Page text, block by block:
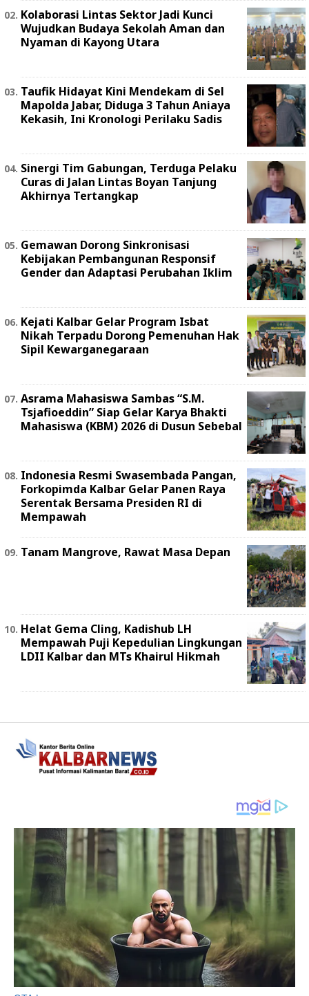
Kolaborasi Lintas Sektor Jadi Kunci
Wujudkan Budaya Sekolah Aman dan
Nyaman di Kayong Utara
Taufik Hidayat Kini Mendekam di Sel
Mapolda Jabar, Diduga 3 Tahun Aniaya
Kekasih, Ini Kronologi Perilaku Sadis
Sinergi Tim Gabungan, Terduga Pelaku
Curas di Jalan Lintas Boyan Tanjung
Akhirnya Tertangkap
Gemawan Dorong Sinkronisasi
Kebijakan Pembangunan Responsif
Gender dan Adaptasi Perubahan Iklim
Kejati Kalbar Gelar Program Isbat
Nikah Terpadu Dorong Pemenuhan Hak
Sipil Kewarganegaraan
Asrama Mahasiswa Sambas “S.M.
Tsjafioeddin” Siap Gelar Karya Bhakti
Mahasiswa (KBM) 2026 di Dusun Sebebal
Indonesia Resmi Swasembada Pangan,
Forkopimda Kalbar Gelar Panen Raya
Serentak Bersama Presiden RI di
Mempawah
Tanam Mangrove, Rawat Masa Depan
Helat Gema Cling, Kadishub LH
Mempawah Puji Kepedulian Lingkungan
LDII Kalbar dan MTs Khairul Hikmah